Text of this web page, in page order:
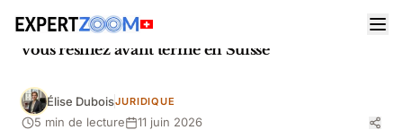
Festhypothek : ce que vous risquez vraiment si
vous résiliez avant terme en Suisse
Élise DuboisJURIDIQUE
5 min de lecture 11 juin 2026